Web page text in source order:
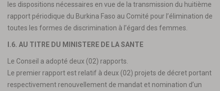
les dispositions nécessaires en vue de la transmission du huitième
rapport périodique du Burkina Faso au Comité pour l’élimination de
toutes les formes de discrimination à l’égard des femmes.
I.6. AU TITRE DU MINISTERE DE LA SANTE
Le Conseil a adopté deux (02) rapports.
Le premier rapport est relatif à deux (02) projets de décret portant
respectivement renouvellement de mandat et nomination d’un